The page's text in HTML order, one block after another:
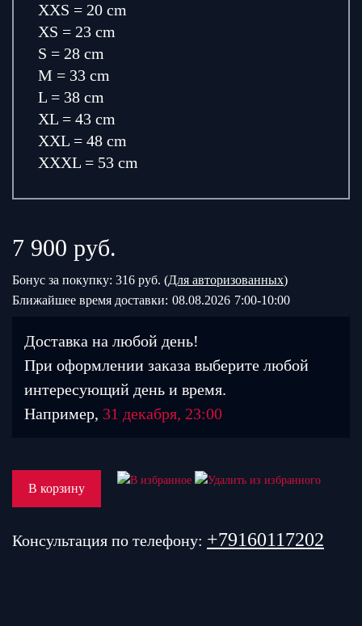
XXS = 20 cm
XS = 23 cm
S = 28 cm
M = 33 cm
L = 38 cm
XL = 43 cm
XXL = 48 cm
XXXL = 53 cm
7 900 руб.
Бонус за покупку: 316 руб. (Для авторизованных)
Ближайшее время доставки: 08.08.2026 7:00-10:00
Доставка на любой день!
При оформлении заказа выберите любой
интересующий день и время.
Например, 31 декабря, 23:00
В корзину
Консультация по телефону: +79160117202